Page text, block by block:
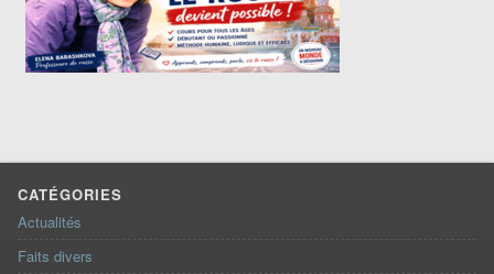
CATÉGORIES
Actualités
Faits divers